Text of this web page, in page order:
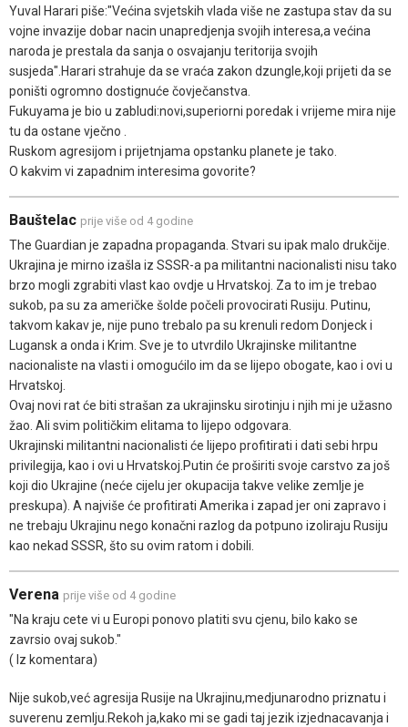
Yuval Harari piše:"Većina svjetskih vlada više ne zastupa stav da su
vojne invazije dobar nacin unapredjenja svojih interesa,a većina
naroda je prestala da sanja o osvajanju teritorija svojih
susjeda".Harari strahuje da se vraća zakon dzungle,koji prijeti da se
poništi ogromno dostignuće čovječanstva.
Fukuyama je bio u zabludi:novi,superiorni poredak i vrijeme mira nije
tu da ostane vječno .
Ruskom agresijom i prijetnjama opstanku planete je tako.
O kakvim vi zapadnim interesima govorite?
Bauštelac prije više od 4 godine
The Guardian je zapadna propaganda. Stvari su ipak malo drukčije.
Ukrajina je mirno izašla iz SSSR-a pa militantni nacionalisti nisu tako
brzo mogli zgrabiti vlast kao ovdje u Hrvatskoj. Za to im je trebao
sukob, pa su za američke šolde počeli provocirati Rusiju. Putinu,
takvom kakav je, nije puno trebalo pa su krenuli redom Donjeck i
Lugansk a onda i Krim. Sve je to utvrdilo Ukrajinske militantne
nacionaliste na vlasti i omogućilo im da se lijepo obogate, kao i ovi u
Hrvatskoj.
Ovaj novi rat će biti strašan za ukrajinsku sirotinju i njih mi je užasno
žao. Ali svim političkim elitama to lijepo odgovara.
Ukrajinski militantni nacionalisti će lijepo profitirati i dati sebi hrpu
privilegija, kao i ovi u Hrvatskoj.Putin će proširiti svoje carstvo za još
koji dio Ukrajine (neće cijelu jer okupacija takve velike zemlje je
preskupa). A najviše će profitirati Amerika i zapad jer oni zapravo i
ne trebaju Ukrajinu nego konačni razlog da potpuno izoliraju Rusiju
kao nekad SSSR, što su ovim ratom i dobili.
Verena prije više od 4 godine
"Na kraju cete vi u Europi ponovo platiti svu cjenu, bilo kako se
zavrsio ovaj sukob."
( Iz komentara)
Nije sukob,već agresija Rusije na Ukrajinu,medjunarodno priznatu i
suverenu zemlju.Rekoh ja,kako mi se gadi taj jezik izjednacavanja i